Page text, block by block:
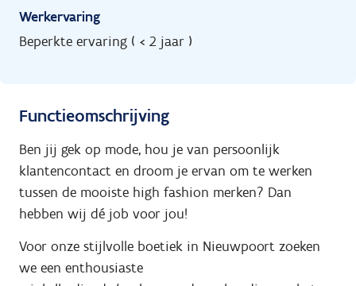
Werkervaring
Beperkte ervaring ( < 2 jaar )
Functieomschrijving
Ben jij gek op mode, hou je van persoonlijk
klantencontact en droom je ervan om te werken
tussen de mooiste high fashion merken? Dan
hebben wij dé job voor jou!
Voor onze stijlvolle boetiek in Nieuwpoort zoeken
we een enthousiaste